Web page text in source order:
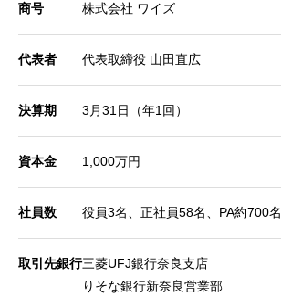
商号 株式会社 ワイズ
代表者 代表取締役 山田直広
決算期 3月31日（年1回）
資本金 1,000万円
社員数 役員3名、正社員58名、PA約700名
取引先銀行三菱UFJ銀行奈良支店
りそな銀行新奈良営業部